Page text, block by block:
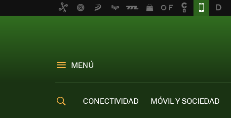
MENÚ
CONECTIVIDAD MÓVIL Y SOCIEDAD